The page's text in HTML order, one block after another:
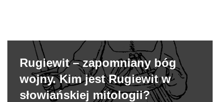
Rugiewit – zapomniany bóg
wojny. Kim jest Rugiewit w
słowiańskiej mitologii?